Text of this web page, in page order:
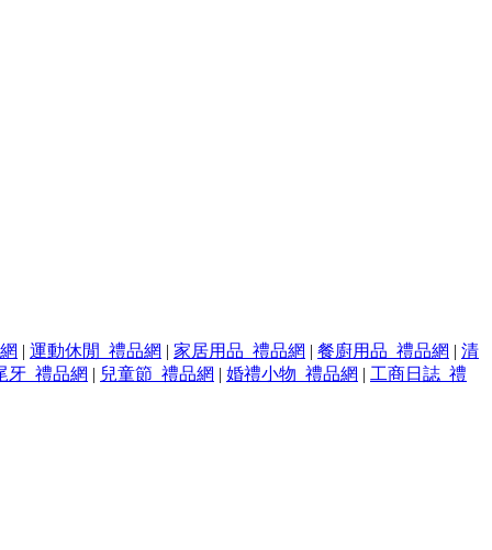
| 運動休閒_禮品網 | 家居用品_禮品網 | 餐廚用品_禮品網 | 清
牙_禮品網 | 兒童節_禮品網 | 婚禮小物_禮品網 | 工商日誌_禮